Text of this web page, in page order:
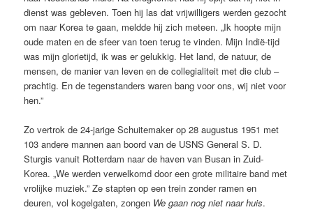
dienst was gebleven. Toen hij las dat vrijwilligers werden gezocht
om naar Korea te gaan, meldde hij zich meteen. „Ik hoopte mijn
oude maten en de sfeer van toen terug te vinden. Mijn Indië-tijd
was mijn glorietijd, ik was er gelukkig. Het land, de natuur, de
mensen, de manier van leven en de collegialiteit met die club –
prachtig. En de tegenstanders waren bang voor ons, wij niet voor
hen.”
Zo vertrok de 24-jarige Schuitemaker op 28 augustus 1951 met
103 andere mannen aan boord van de USNS General S. D.
Sturgis vanuit Rotterdam naar de haven van Busan in Zuid-
Korea. „We werden verwelkomd door een grote militaire band met
vrolijke muziek.” Ze stapten op een trein zonder ramen en
deuren, vol kogelgaten, zongen We gaan nog niet naar huis.